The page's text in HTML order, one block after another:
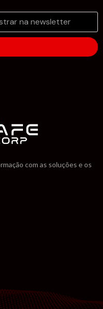
com as soluções e os